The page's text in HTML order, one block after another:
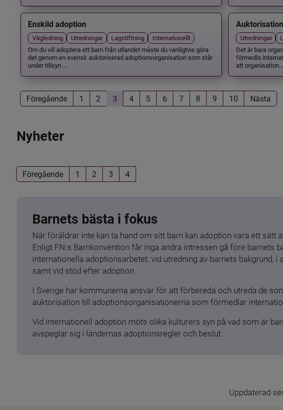
Enskild adoption
Vägledning Utredningar Lagstiftning
Internationellt
Om du vill adoptera ett barn från utlandet måste du vanligtvis göra
det genom en svensk auktoriserad adoptionsorganisation som står
under tillsyn ...
Utredningar
Det är bara
förmedla
att organisation...
Föregående 1 2 3 4 5 6 7 8 9 10 Nästa
Nyheter
Föregående 1 2 3 4
Barnets bästa i fokus
När föräldrar inte kan ta hand om sitt barn kan adoption vara ett sätt
Enligt FN:s Barnkonvention får inga andra intressen gå före barnets
internationella adoptionsarbetet: vid utredning av barnets
samt vid stöd efter adoption.
I Sverige har kommunerna ansvar för att förbereda och utreda de
auktorisation till adoptionsorganisationerna som förmedlar
Vid internationell adoption möts olika kulturers syn på vad som är
avspeglar sig i ländernas adoptionsregler och beslut.
Uppdaterad